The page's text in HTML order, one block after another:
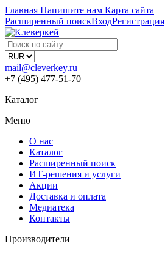
Главная Напишите нам Карта сайта
Расширенный поискВходРегистрация
mail@cleverkey.ru
+7 (495) 477-51-70
Каталог
Меню
О нас
Каталог
Расширенный поиск
ИТ-решения и услуги
Акции
Доставка и оплата
Медиатека
Контакты
Производители